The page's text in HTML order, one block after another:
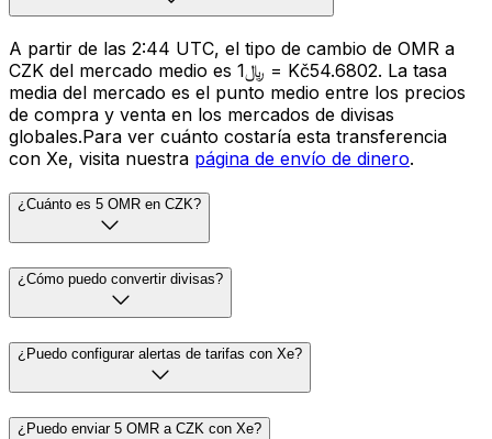
A partir de las 2:44 UTC, el tipo de cambio de OMR a
CZK del mercado medio es ﷼1 = Kč54.6802. La tasa
media del mercado es el punto medio entre los precios
de compra y venta en los mercados de divisas
globales.Para ver cuánto costaría esta transferencia
con Xe, visita nuestra página de envío de dinero.
¿Cuánto es 5 OMR en CZK?
¿Cómo puedo convertir divisas?
¿Puedo configurar alertas de tarifas con Xe?
¿Puedo enviar 5 OMR a CZK con Xe?